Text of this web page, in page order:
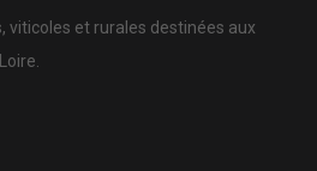
viticoles et rurales destinées aux